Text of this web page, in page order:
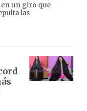
un giro que
las